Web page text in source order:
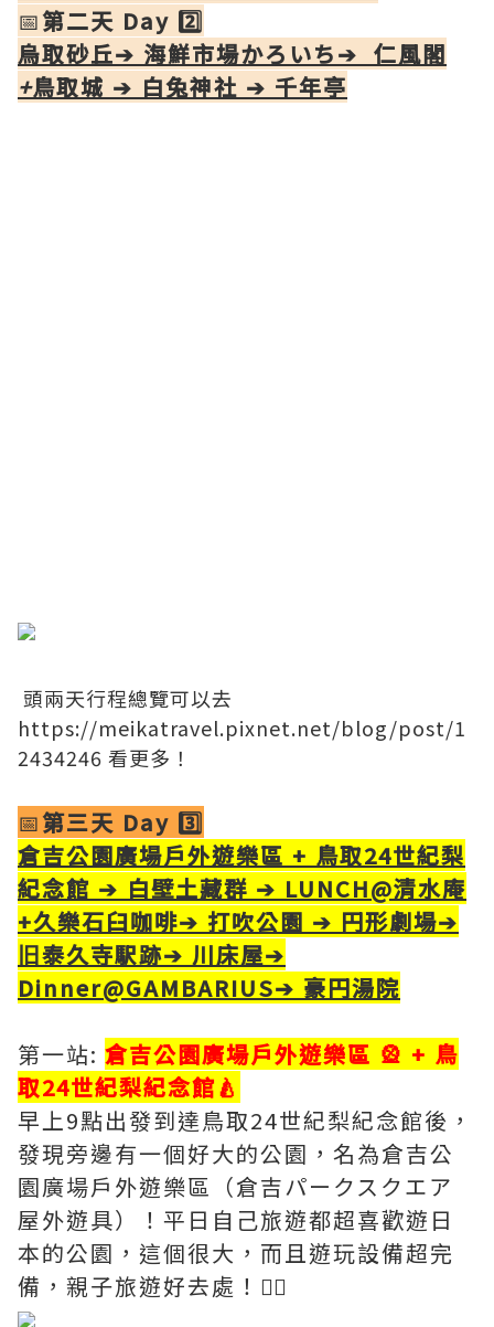
📅第二天 Day 2️⃣
烏取砂丘➔ 海鮮市場かろいち➔ 仁風閣
+鳥取城 ➔ 白兔神社 ➔ 千年亭
​ 頭兩天行程總覽可以去
https://meikatravel.pixnet.net/blog/post/1
2434246 看更多！
📅第三天 Day 3️⃣
倉吉公園廣場戶外遊樂區 + 鳥取24世紀梨
紀念館 ➔ 白壁土藏群 ➔ LUNCH@清水庵
+久樂石臼咖啡➔ 打吹公園 ➔ 円形劇場➔
旧泰久寺駅跡➔ 川床屋➔
Dinner@GAMBARIUS➔ 豪円湯院
第一站: 倉吉公園廣場戶外遊樂區 🎡 + 鳥
取24世紀梨紀念館🍐
早上9點出發到達鳥取24世紀梨紀念館後，
發現旁邊有一個好大的公園，名為倉吉公
園廣場戶外遊樂區（倉吉パークスクエア
屋外遊具）！平日自己旅遊都超喜歡遊日
本的公園，這個很大，而且遊玩設備超完
備，親子旅遊好去處！👍🏻